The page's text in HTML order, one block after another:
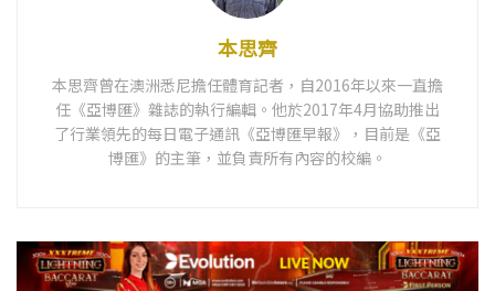
本思齊
本思齊曾在澳洲悉尼擔任體育記者，自2016年以來一直擔
任《亞博匯》雜誌的執行編輯。他於2017年4月協助推出
了行業領先的每日電子通訊《亞博匯早報》，目前是《亞
博匯》的主筆，並負責所有內容的校編。